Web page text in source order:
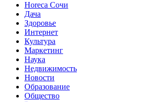
Horeca Сочи
Дача
Здоровье
Интернет
Культура
Маркетинг
Наука
Недвижимость
Новости
Образование
Общество